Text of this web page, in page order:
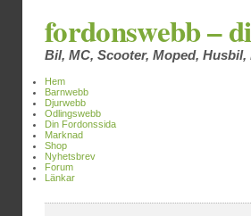
fordonswebb –
Bil, MC, Scooter, Moped,
Hem
Barnwebb
Djurwebb
Odlingswebb
Din Fordonssida
Marknad
Shop
Nyhetsbrev
Forum
Länkar